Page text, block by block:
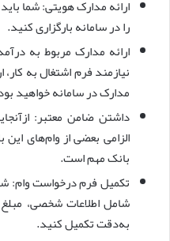
ارائه مدارک هویتی: شما
را در سامانه بارگزاری کنید.
ارائه مدارک مربوط به
نیازمند فرم اشتغال به
مدارک در سامانه خواهید
داشتن ضامن معتبر:
الزامی بعضی از وام‌های
بانک مهم است.
تکمیل فرم درخواست وام:
شامل اطلاعات شخصی،
به‌دقت تکمیل کنید.